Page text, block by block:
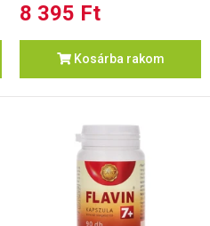
8 395 Ft
Kosárba rakom